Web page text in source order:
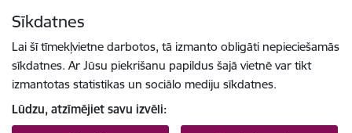
Sīkdatnes
Lai šī tīmekļvietne darbotos, tā izmanto obligāti nepieciešamās
sīkdatnes. Ar Jūsu piekrišanu papildus šajā vietnē var tikt
izmantotas statistikas un sociālo mediju sīkdatnes.
Lūdzu, atzīmējiet savu izvēli: